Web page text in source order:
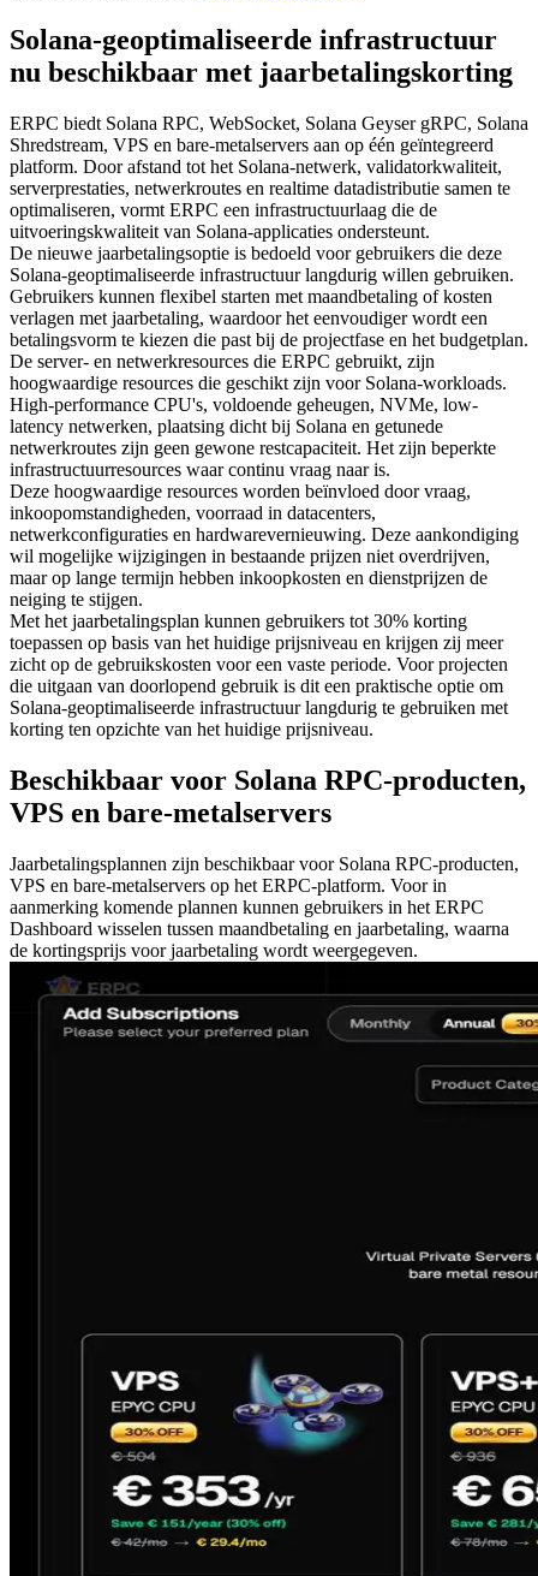
Solana-geoptimaliseerde infrastructuur
nu beschikbaar met jaarbetalingskorting
ERPC biedt Solana RPC, WebSocket, Solana Geyser gRPC, Solana
Shredstream, VPS en bare-metalservers aan op één geïntegreerd
platform. Door afstand tot het Solana-netwerk, validatorkwaliteit,
serverprestaties, netwerkroutes en realtime datadistributie samen te
optimaliseren, vormt ERPC een infrastructuurlaag die de
uitvoeringskwaliteit van Solana-applicaties ondersteunt.
De nieuwe jaarbetalingsoptie is bedoeld voor gebruikers die deze
Solana-geoptimaliseerde infrastructuur langdurig willen gebruiken.
Gebruikers kunnen flexibel starten met maandbetaling of kosten
verlagen met jaarbetaling, waardoor het eenvoudiger wordt een
betalingsvorm te kiezen die past bij de projectfase en het budgetplan.
De server- en netwerkresources die ERPC gebruikt, zijn
hoogwaardige resources die geschikt zijn voor Solana-workloads.
High-performance CPU's, voldoende geheugen, NVMe, low-
latency netwerken, plaatsing dicht bij Solana en getunede
netwerkroutes zijn geen gewone restcapaciteit. Het zijn beperkte
infrastructuurresources waar continu vraag naar is.
Deze hoogwaardige resources worden beïnvloed door vraag,
inkoopomstandigheden, voorraad in datacenters,
netwerkconfiguraties en hardwarevernieuwing. Deze aankondiging
wil mogelijke wijzigingen in bestaande prijzen niet overdrijven,
maar op lange termijn hebben inkoopkosten en dienstprijzen de
neiging te stijgen.
Met het jaarbetalingsplan kunnen gebruikers tot 30% korting
toepassen op basis van het huidige prijsniveau en krijgen zij meer
zicht op de gebruikskosten voor een vaste periode. Voor projecten
die uitgaan van doorlopend gebruik is dit een praktische optie om
Solana-geoptimaliseerde infrastructuur langdurig te gebruiken met
korting ten opzichte van het huidige prijsniveau.
Beschikbaar voor Solana RPC-producten,
VPS en bare-metalservers
Jaarbetalingsplannen zijn beschikbaar voor Solana RPC-producten,
VPS en bare-metalservers op het ERPC-platform. Voor in
aanmerking komende plannen kunnen gebruikers in het ERPC
Dashboard wisselen tussen maandbetaling en jaarbetaling, waarna
de kortingsprijs voor jaarbetaling wordt weergegeven.